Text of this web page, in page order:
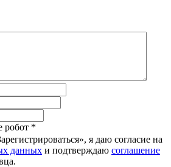
робот *
я даю согласие на
данных и подтверждаю соглашение